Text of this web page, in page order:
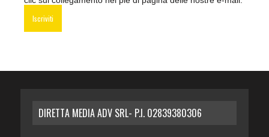
DIRETTA MEDIA ADV SRL- P.I. 02839380306